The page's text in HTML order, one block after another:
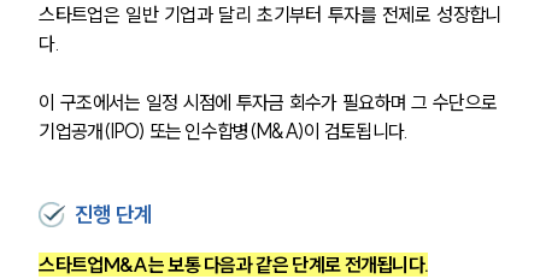
스타트업은 일반 기업과 달리 초기부터 투자를 전제로 성장합니
다.
이 구조에서는 일정 시점에 투자금 회수가 필요하며 그 수단으로
기업공개(IPO) 또는 인수합병(M&A)이 검토됩니다.
진행 단계
스타트업M&A는 보통 다음과 같은 단계로 전개됩니다.